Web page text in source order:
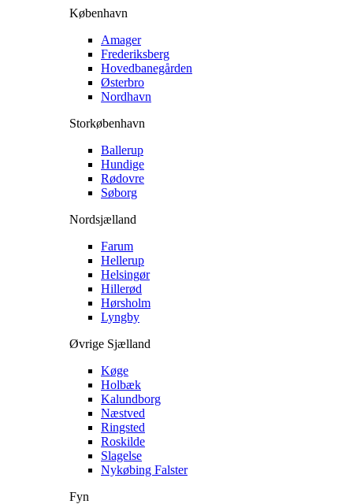
København
Amager
Frederiksberg
Hovedbanegården
Østerbro
Nordhavn
Storkøbenhavn
Ballerup
Hundige
Rødovre
Søborg
Nordsjælland
Farum
Hellerup
Helsingør
Hillerød
Hørsholm
Lyngby
Øvrige Sjælland
Køge
Holbæk
Kalundborg
Næstved
Ringsted
Roskilde
Slagelse
Nykøbing Falster
Fyn